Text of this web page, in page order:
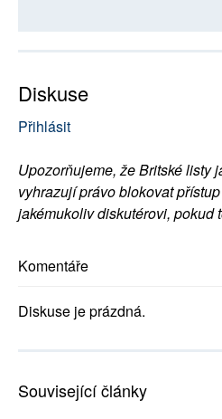
Diskuse
Přihlásit
Upozorňujeme, že Britské listy
vyhrazují právo blokovat
jakémukoliv diskutérovi, pokud
Komentáře
Diskuse je prázdná.
Související články